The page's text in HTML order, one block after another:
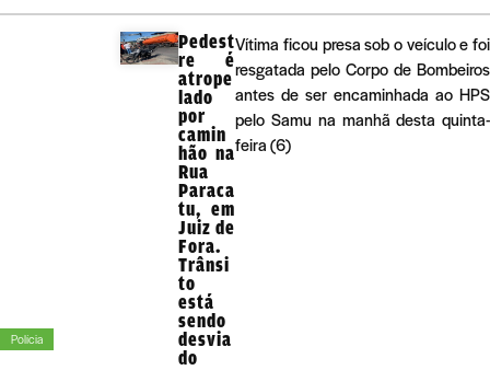
Polícia
Pedest
re é
atrope
lado
por
camin
hão na
Rua
Paraca
tu, em
Juiz de
Fora.
Trânsi
to
está
sendo
desvia
do
Vítima ficou presa sob o veículo e foi
resgatada pelo Corpo de Bombeiros
antes de ser encaminhada ao HPS
pelo Samu na manhã desta quinta-
feira (6)